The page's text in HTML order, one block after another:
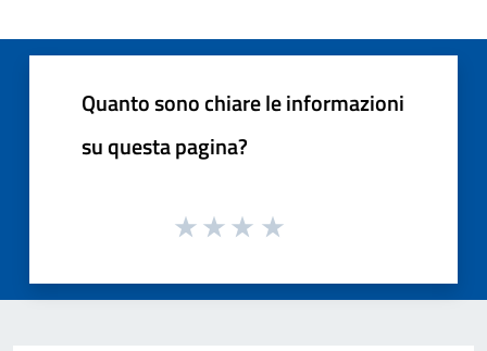
Quanto sono chiare le informazioni
su questa pagina?